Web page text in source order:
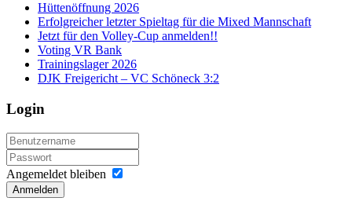
Hüttenöffnung 2026
Erfolgreicher letzter Spieltag für die Mixed Mannschaft
Jetzt für den Volley-Cup anmelden!!
Voting VR Bank
Trainingslager 2026
DJK Freigericht – VC Schöneck 3:2
Login
Angemeldet bleiben
Anmelden